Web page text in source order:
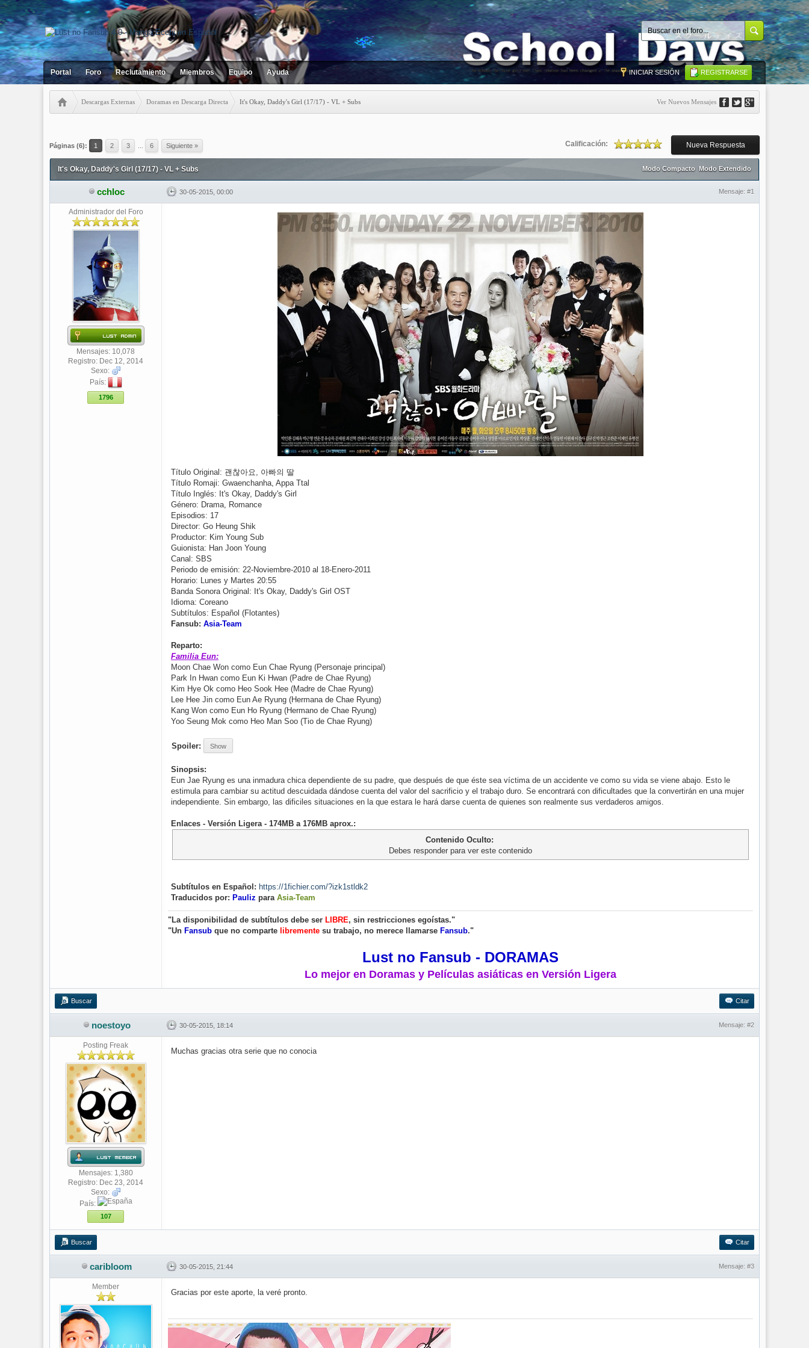
Portal Foro Reclutamiento Miembros Equipo Ayuda INICIAR SESIÓN REGISTRARSE
Descargas Externas Doramas en Descarga Directa It's Okay, Daddy's Girl (17/17) - VL + Subs Ver Nuevos Mensajes
Páginas (6): 1 2 3 6 Siguiente » Nueva Respuesta
Calificación:
2 votos - 5 Media
Modo Compacto Modo Extendido
It's Okay, Daddy's Girl (17/17) - VL + Subs
cchloc 30-05-2015, 00:00 Mensaje: #1
Administrador del Foro
Mensajes: 10,078
Registro: Dec 12, 2014
Sexo:
País:
1796
Título Original: 괜찮아요, 아빠의 딸
Título Romaji: Gwaenchanha, Appa Ttal
Título Inglés: It's Okay, Daddy's Girl
Género: Drama, Romance
Episodios: 17
Director: Go Heung Shik
Productor: Kim Young Sub
Guionista: Han Joon Young
Canal: SBS
Periodo de emisión: 22-Noviembre-2010 al 18-Enero-2011
Horario: Lunes y Martes 20:55
Banda Sonora Original: It's Okay, Daddy's Girl OST
Idioma: Coreano
Subtítulos: Español (Flotantes)
Fansub: Asia-Team
Reparto:
Familia Eun:
Moon Chae Won como Eun Chae Ryung (Personaje principal)
Park In Hwan como Eun Ki Hwan (Padre de Chae Ryung)
Kim Hye Ok como Heo Sook Hee (Madre de Chae Ryung)
Lee Hee Jin como Eun Ae Ryung (Hermana de Chae Ryung)
Kang Won como Eun Ho Ryung (Hermano de Chae Ryung)
Yoo Seung Mok como Heo Man Soo (Tio de Chae Ryung)
Spoiler: Show
Sinopsis:
Eun Jae Ryung es una inmadura chica dependiente de su padre, que después de que éste sea víctima de un accidente ve como su vida se viene abajo. Esto le
estimula para cambiar su actitud descuidada dándose cuenta del valor del sacrificio y el trabajo duro. Se encontrará con dificultades que la convertirán en una mujer
independiente. Sin embargo, las dificiles situaciones en la que estara le hará darse cuenta de quienes son realmente sus verdaderos amigos.
Enlaces - Versión Ligera - 174MB a 176MB aprox.:
Contenido Oculto:
Debes responder para ver este contenido
Subtítulos en Español: https://1fichier.com/?izk1stldk2
Traducidos por: Pauliz para Asia-Team
"La disponibilidad de subtítulos debe ser LIBRE, sin restricciones egoístas."
"Un Fansub que no comparte libremente su trabajo, no merece llamarse Fansub."
Lust no Fansub - DORAMAS
Lo mejor en Doramas y Películas asiáticas en Versión Ligera
Buscar Citar
noestoyo 30-05-2015, 18:14 Mensaje: #2
Posting Freak
Mensajes: 1,380
Registro: Dec 23, 2014
Sexo:
País:
107
Muchas gracias otra serie que no conocia
Buscar Citar
caribloom 30-05-2015, 21:44 Mensaje: #3
Member
Gracias por este aporte, la veré pronto.